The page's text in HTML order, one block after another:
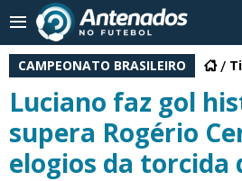
CAMPEONATO BRASILEIRO
Luciano faz gol
supera Rogério
elogios da torcida